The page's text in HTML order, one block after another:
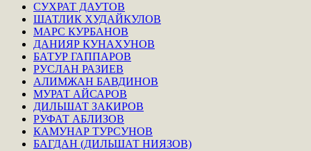
СУХРАТ ДАУТОВ
ШАТЛИК ХУДАЙКУЛОВ
МАРС КУРБАНОВ
ДАНИЯР КУНАХУНОВ
БАТУР ГАППАРОВ
РУСЛАН РАЗИЕВ
АЛИМЖАН БАВДИНОВ
МУРАТ АЙСАРОВ
ДИЛЬШАТ ЗАКИРОВ
РУФАТ АБЛИЗОВ
КАМУНАР ТУРСУНОВ
БАГДАН (ДИЛЬШАТ НИЯЗОВ)